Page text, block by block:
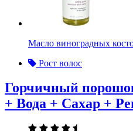
Масло виноградных
Рост волос
Горчичный
+ Вода + Сахар +